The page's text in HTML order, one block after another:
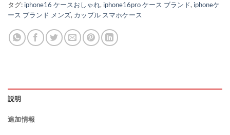
タグ: iphone16 ケースおしゃれ, iphone16pro ケース ブランド, iphoneケ
ース ブランド メンズ, カップル スマホケース
説明
追加情報